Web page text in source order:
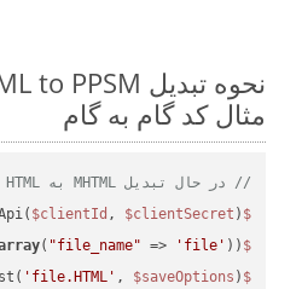
مثال کد گام به گام
// در حال تبدیل MHTML به HTML
$wordsapi
$clientId , $clientSecret );
$saveOptions
( "file_name" => 'file' ));
$request
'file.HTML' , $saveOptions );